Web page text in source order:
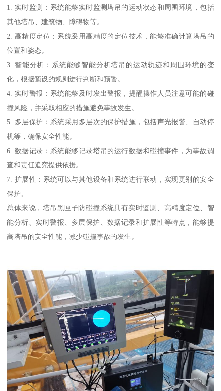
1. 实时监测：系统能够实时监测塔吊的运动状态和周围环境，包括
其他塔吊、建筑物、障碍物等。
2. 高精度定位：系统采用高精度的定位技术，能够准确计算塔吊的
位置和姿态。
3. 智能分析：系统能够智能分析塔吊的运动轨迹和周围环境的变
化，根据预设的规则进行判断和预警。
4. 实时警报：系统能够及时发出警报，提醒操作人员注意可能的碰
撞风险，并采取相应的措施避免事故发生。
5. 多层保护：系统采用多层次的保护措施，包括声光报警、自动停
机等，确保安全性能。
6. 数据记录：系统能够记录塔吊的运行数据和碰撞事件，为事故调
查和责任追究提供依据。
7. 扩展性：系统可以与其他设备和系统进行联动，实现更别的安全
保护。
总体来说，塔吊黑匣子防碰撞系统具有实时监测、高精度定位、智
能分析、实时警报、多层保护、数据记录和扩展性等特点，能够提
高塔吊的安全性能，减少碰撞事故的发生。